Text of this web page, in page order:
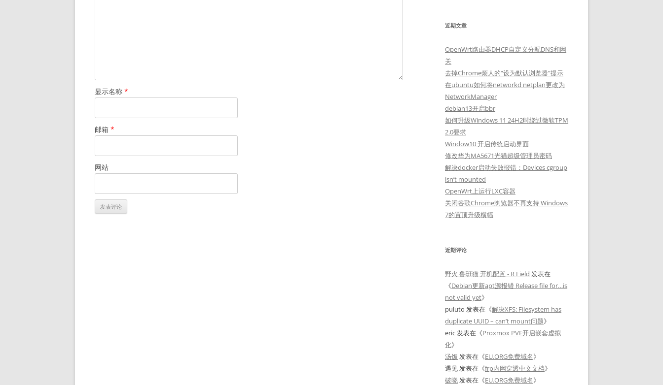
显示名称 *
邮箱 *
网站
近期文章
OpenWrt路由器DHCP自定义分配DNS和网
关
去掉Chrome烦人的“设为默认浏览器”提示
在ubuntu如何将networkd netplan更改为
NetworkManager
debian13开启bbr
如何升级Windows 11 24H2时绕过微软TPM
2.0要求
Window10 开启传统启动界面
修改华为MA5671光猫超级管理员密码
解决docker启动失败报错：Devices cgroup
isn’t mounted
OpenWrt上运行LXC容器
关闭谷歌Chrome浏览器不再支持 Windows
7的置顶升级横幅
近期评论
野火 鲁班猫 开机配置 - R Field 发表在
《Debian更新apt源报错 Release file for…is
not valid yet》
puluto 发表在《解决XFS: Filesystem has
duplicate UUID – can’t mount问题》
eric发表在《Proxmox PVE开启嵌套虚拟
化》
汤饭 发表在《EU.ORG免费域名》
遇见发表在《frp内网穿透中文文档》
破晓发表在《EU.ORG免费域名》